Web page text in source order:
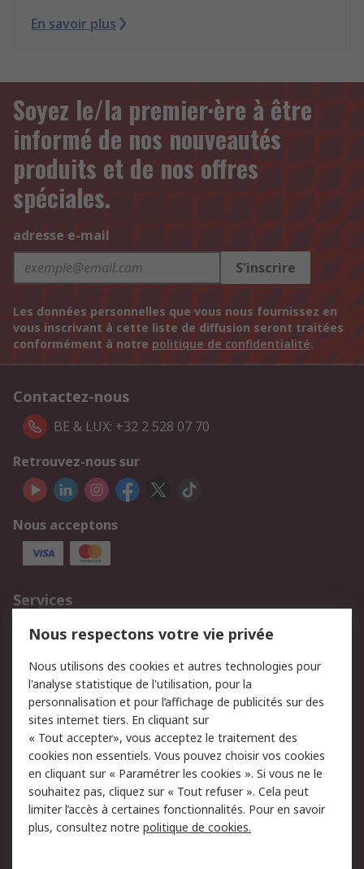
En savoir plus
Soyez le/la premier·ère à être
informé de nos nouveautés
produits et de nos offres
spéciales.
adresse e-mail
S'inscrire
Les données personnelles que vous nous fournissez en
vous inscrivant à cette liste de diffusion seront traitées
conformément à notre politique de confidentialité.
Contactez-nous
BE & LUX: +32 2 528 07 70
Retrouvez-nous sur
Nous acceptons
Services
750.000 produits
2.500 marques
Retours
Support technique
Track & trace
Legal
Politique de cookies
Sécurité des e-mails
Politique de protection
des données - Mise à
jour
Conditions générales
de vente
Nous respectons votre vie privée
Nous utilisons des cookies et autres technologies pour
l'analyse statistique de l'utilisation, pour la
personnalisation et pour l’affichage de publicités sur des
sites internet tiers. En cliquant sur
« Tout accepter», vous acceptez le traitement des
cookies non essentiels. Vous pouvez choisir vos cookies
en cliquant sur « Paramétrer les cookies ». Si vous ne le
souhaitez pas, cliquez sur « Tout refuser ». Cela peut
limiter l’accès à certaines fonctionnalités. Pour en savoir
plus, consultez notre politique de cookies.